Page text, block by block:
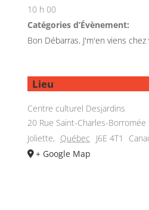
10 h 00
Catégories d’Évènement:
Bon Débarras, J'm'en viens chez
Lieu
Centre culturel Desjardins
20 Rue Saint-Charles-Borromée
Joliette, Québec J6E 4T1
+ Google Map